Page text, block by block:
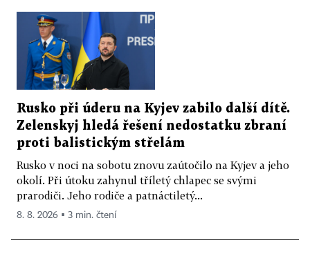
Rusko při úderu na Kyjev zabilo další dítě.
Zelenskyj hledá řešení nedostatku zbraní
proti balistickým střelám
Rusko v noci na sobotu znovu zaútočilo na Kyjev a jeho
okolí. Při útoku zahynul tříletý chlapec se svými
prarodiči. Jeho rodiče a patnáctiletý...
8. 8. 2026 ▪ 3 min. čtení